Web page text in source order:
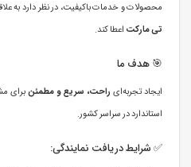
محصولات و خدمات باکیفیت، در نظر دارد به
تی مارکت اعطا کند.
🎯 هدف ما
ایجاد تجربه‌ای راحت، سریع و مطمئنبرای
استاندارد در سراسر کشور.
✅ شرایط دریافت نمایندگی: